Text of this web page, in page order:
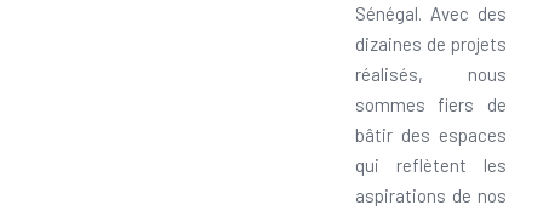
Sénégal. Avec des
dizaines de projets
réalisés, nous
sommes fiers de
bâtir des espaces
qui reflètent les
aspirations de nos